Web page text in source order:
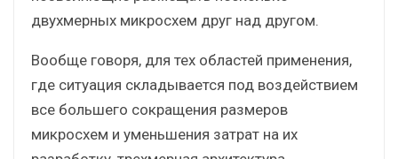
двухмерных микросхем друг над другом.
Вообще говоря, для тех областей применения,
где ситуация складывается под воздействием
все большего сокращения размеров
микросхем и уменьшения затрат на их